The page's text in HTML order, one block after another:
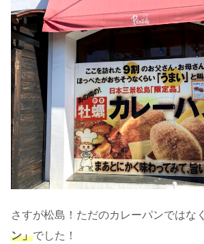
さすが松島！ただのカレーパンではなく
ン」でした！